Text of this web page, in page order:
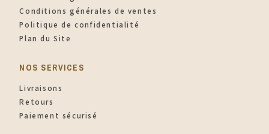
Conditions générales de ventes
Politique de confidentialité
Plan du Site
NOS SERVICES
Livraisons
Retours
Paiement sécurisé